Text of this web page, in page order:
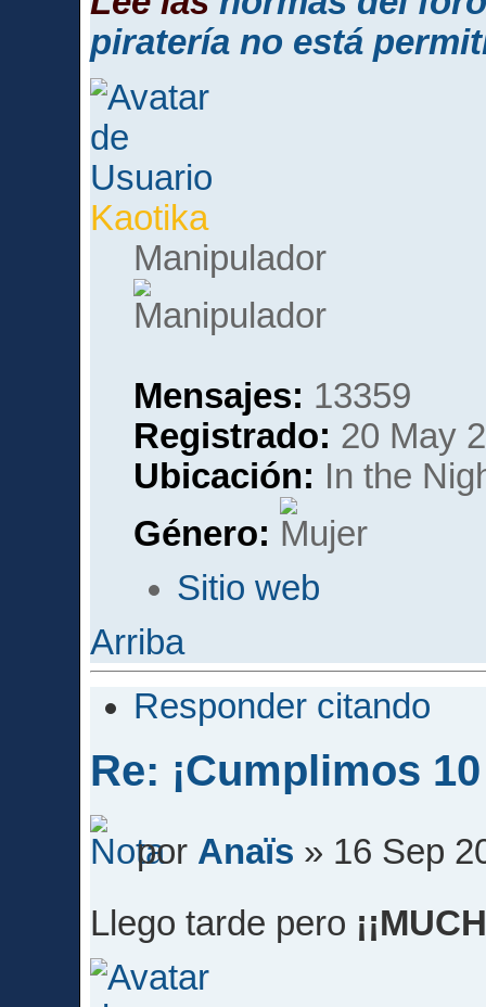
piratería no está
Kaotika
Manipulador
Mensajes: 13359
Registrado: 20 May
Ubicación: In the
Género:
Sitio web
Arriba
Responder citando
Re: ¡Cumplimos
por Anaïs » 16 Sep
Llego tarde pero